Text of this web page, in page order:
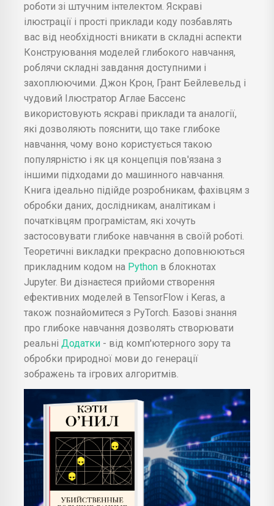
роботи зі штучним інтелектом. Яскраві
ілюстрації і прості приклади коду позбавлять
вас від необхідності вникати в складні аспекти
Конструювання моделей глибокого навчання,
роблячи складні завдання доступними і
захоплюючими. Джон Крон, Грант Бейлевельд і
чудовий Ілюстратор Аглае Бассенс
використовують яскраві приклади та аналогії,
які дозволяють пояснити, що таке глибоке
навчання, чому воно користується такою
популярністю і як ця концепція пов'язана з
іншими підходами до машинного навчання.
Книга ідеально підійде розробникам, фахівцям з
обробки даних, дослідникам, аналітикам і
початківцям програмістам, які хочуть
застосовувати глибоке навчання в своїй роботі.
Теоретичні викладки прекрасно доповнюються
прикладним кодом на Python в блокнотах
Jupyter. Ви дізнаєтеся прийоми створення
ефективних моделей в TensorFlow і Keras, а
також познайомитеся з PyTorch. Базові знання
про глибоке навчання дозволять створювати
реальні Додатки - від комп'ютерного зору та
обробки природної мови до генерації
зображень та ігрових алгоритмів.